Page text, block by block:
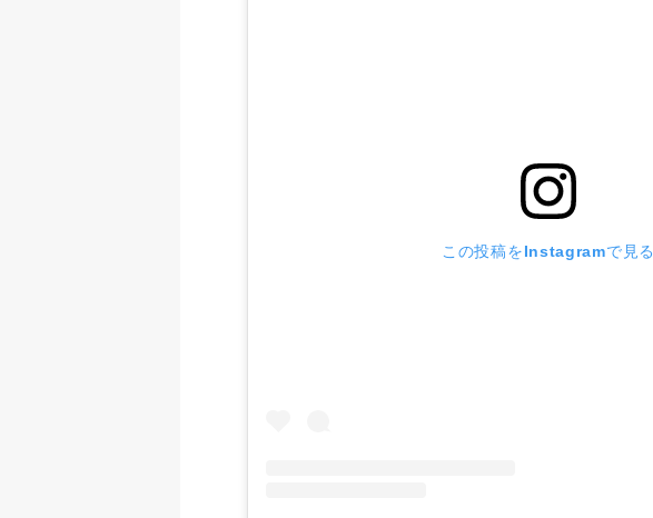
この投稿をInstagramで見る